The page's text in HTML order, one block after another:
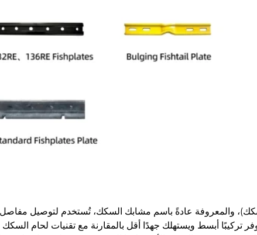
والمعروفة عادةً باسم مشابك السكك، تُستخدم لتوصيل مفاصل
تركيبًا أبسط ويستهلك جهدًا أقل بالمقارنة مع تقنيات لحام